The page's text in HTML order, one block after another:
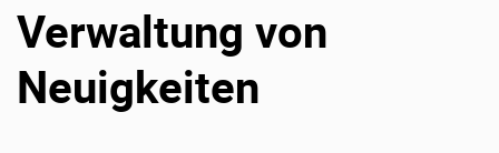
Verwaltung von
Neuigkeiten